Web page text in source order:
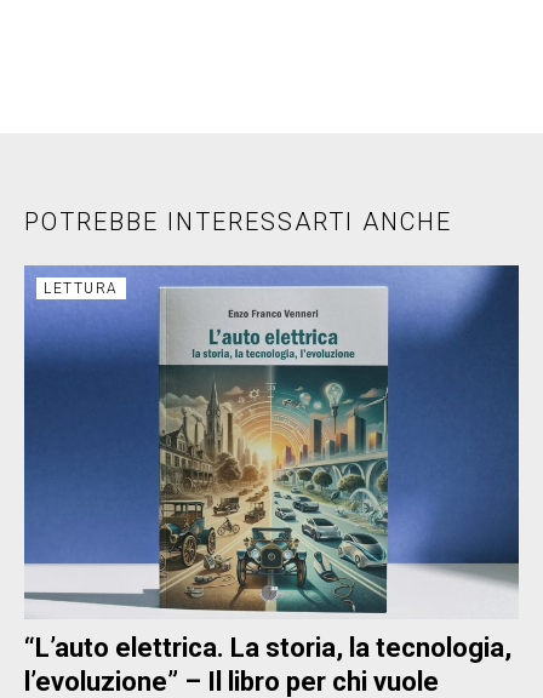
POTREBBE INTERESSARTI ANCHE
LETTURA
“L’auto elettrica. La storia, la tecnologia,
l’evoluzione” – Il libro per chi vuole